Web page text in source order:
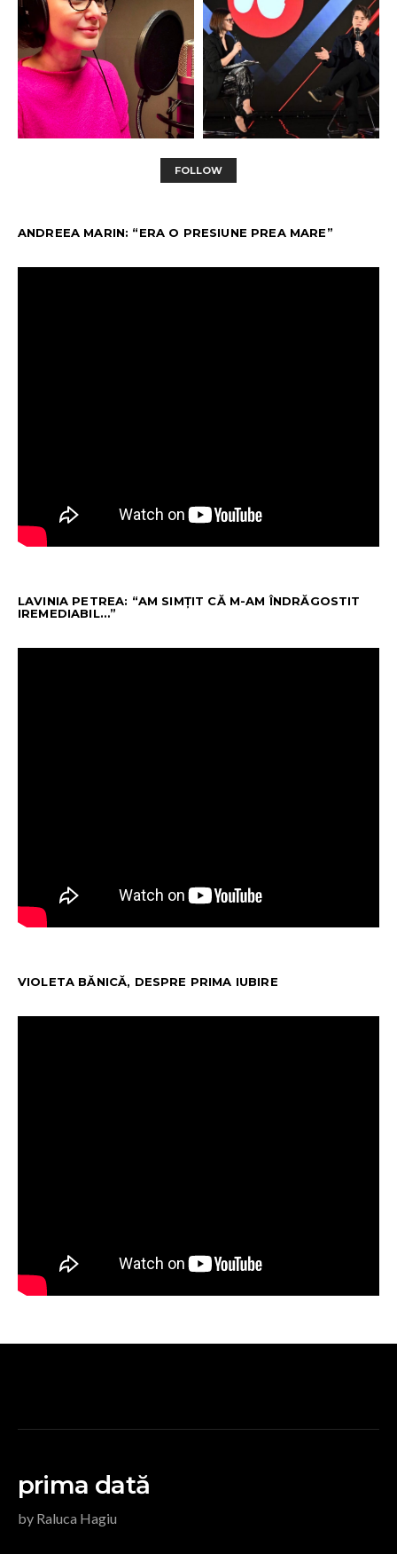
FOLLOW
ANDREEA MARIN: “ERA O PRESIUNE PREA MARE”
LAVINIA PETREA: “AM SIMȚIT CĂ M-AM ÎNDRĂGOSTIT
IREMEDIABIL…”
VIOLETA BĂNICĂ, DESPRE PRIMA IUBIRE
prima dată
by Raluca Hagiu